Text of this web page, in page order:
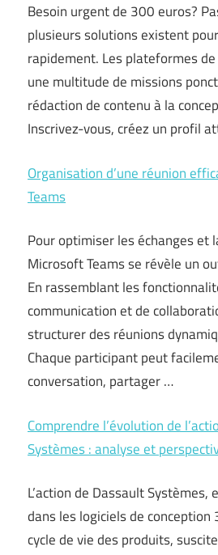
Besoin urgent de 300 euros?
plusieurs solutions existent
rapidement. Les plateformes
une multitude de missions
rédaction de contenu à la
Inscrivez-vous, créez un profil
Organisation d’une réunion
Teams
Pour optimiser les échanges et
Microsoft Teams se révèle un
En rassemblant les
communication et de
structurer des réunions
Chaque participant peut
conversation, partager …
Comprendre l’évolution de
Systèmes : analyse et
L’action de Dassault
dans les logiciels de conception
cycle de vie des produits,